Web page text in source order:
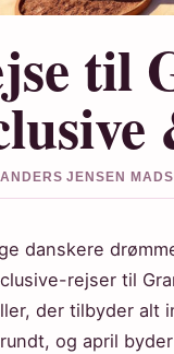
til
JENSEN
danskere
rejser til
der tilbyder alt
og april